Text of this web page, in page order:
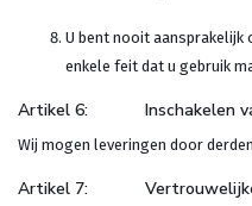
U bent nooit
enkele feit dat u gebruik
Artikel 6: Inschakelen
Wij mogen leveringen door
Artikel 7: Vertrouwelijke